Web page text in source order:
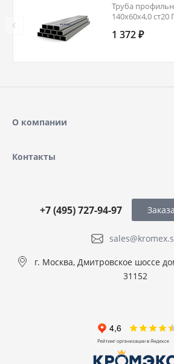
Труба
140х60х4,0
1 372 ₽
О компании
Контакты
+7 (495) 727-94-97
г. Москва, Дмитровское шоссе
31152